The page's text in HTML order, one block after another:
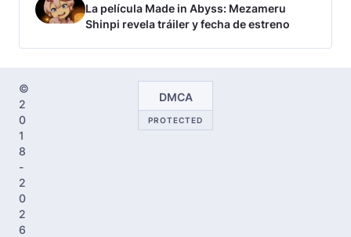
La película Made in Abyss: Mezameru
Shinpi revela tráiler y fecha de estreno
©
2
0
1
8
-
2
0
2
6
DMCA
PROTECTED